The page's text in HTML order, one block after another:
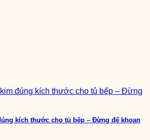
kích thước cho tủ bếp – Đừng để khoan